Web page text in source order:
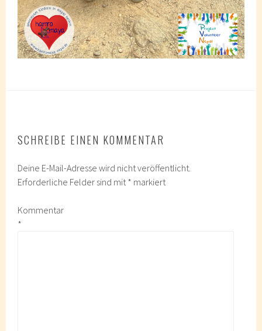
SCHREIBE EINEN KOMMENTAR
Deine E-Mail-Adresse wird nicht veröffentlicht.
Erforderliche Felder sind mit* markiert
Kommentar
*